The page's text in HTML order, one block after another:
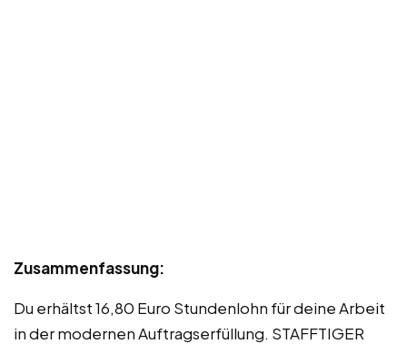
Zusammenfassung:
Du erhältst 16,80 Euro Stundenlohn für deine Arbeit
in der modernen Auftragserfüllung. STAFFTIGER